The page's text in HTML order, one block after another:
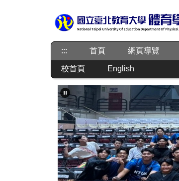
::: 首頁 網頁導覽
校首頁 English